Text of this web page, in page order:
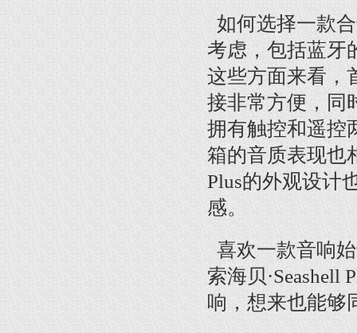
如何选择一款
考虑，包括蓝牙
这些方面来看，
接非常方便，同
拥有触控和遥控
箱的音质表现也
Plus的外观设计
感。
喜欢一款音响
索海贝
响，想来也能够